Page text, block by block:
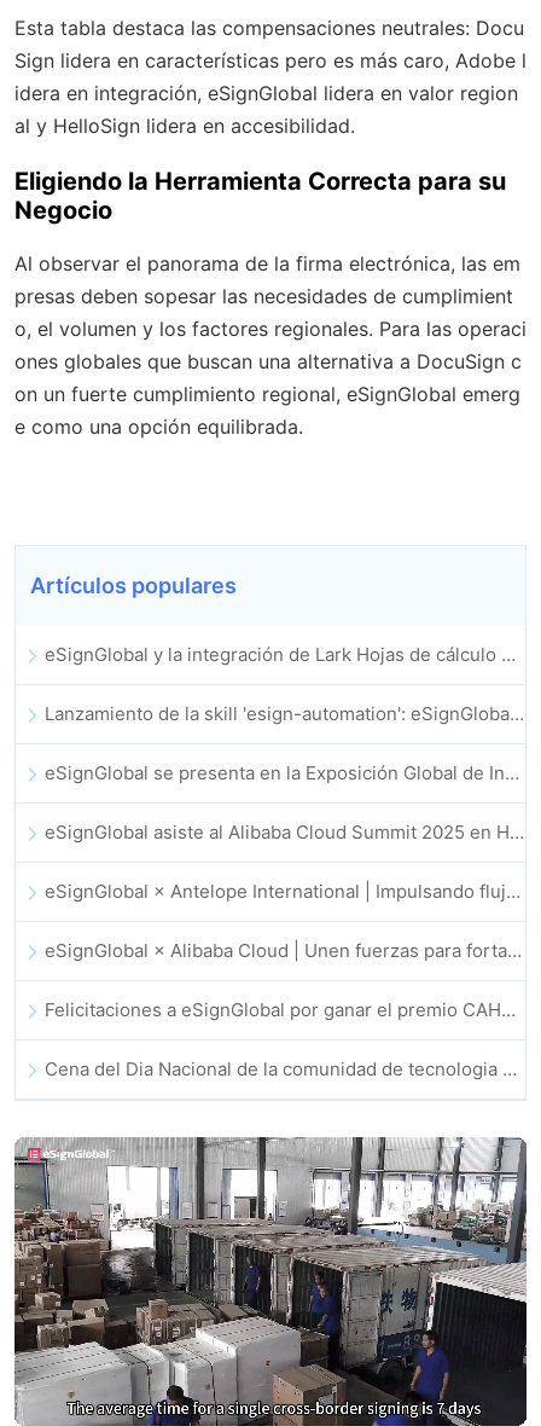
Esta tabla destaca las compensaciones neutrales: Docu
Sign lidera en características pero es más caro, Adobe l
idera en integración, eSignGlobal lidera en valor region
al y HelloSign lidera en accesibilidad.
Eligiendo la Herramienta Correcta para su
Negocio
Al observar el panorama de la firma electrónica, las em
presas deben sopesar las necesidades de cumplimient
o, el volumen y los factores regionales. Para las operaci
ones globales que buscan una alternativa a DocuSign c
on un fuerte cumplimiento regional, eSignGlobal emerg
e como una opción equilibrada.
Artículos populares
eSignGlobal y la integración de Lark Hojas de cálculo multidimensional se lanzan oficialmente: firma y archivo de contratos electrónicos totalmente automatizados
Lanzamiento de la skill 'esign-automation': eSignGlobal impulsa a OpenClaw con firmas electrónicas automatizadas
eSignGlobal se presenta en la Exposición Global de Innovación GIS 2025
eSignGlobal asiste al Alibaba Cloud Summit 2025 en Hong Kong, para discutir conjuntamente el futuro de la innovación en la nube impulsada por la IA y la confianza digital
eSignGlobal × Antelope International | Impulsando flujos de trabajo digitales seguros y basados en IA
eSignGlobal × Alibaba Cloud | Unen fuerzas para fortalecer la confianza digital global en fintech
Felicitaciones a eSignGlobal por ganar el premio CAHK STAR 2025
Cena del Dia Nacional de la comunidad de tecnologia e innovacion de Hong Kong